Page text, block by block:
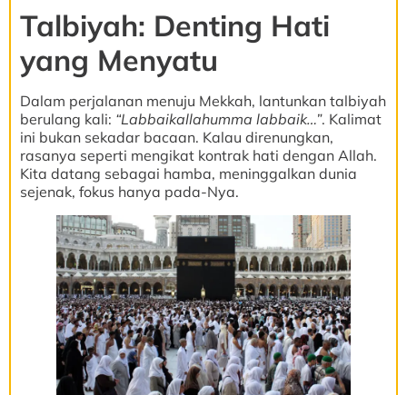
Talbiyah: Denting Hati
yang Menyatu
Dalam perjalanan menuju Mekkah, lantunkan talbiyah
berulang kali: “Labbaikallahumma labbaik…”. Kalimat
ini bukan sekadar bacaan. Kalau direnungkan,
rasanya seperti mengikat kontrak hati dengan Allah.
Kita datang sebagai hamba, meninggalkan dunia
sejenak, fokus hanya pada-Nya.